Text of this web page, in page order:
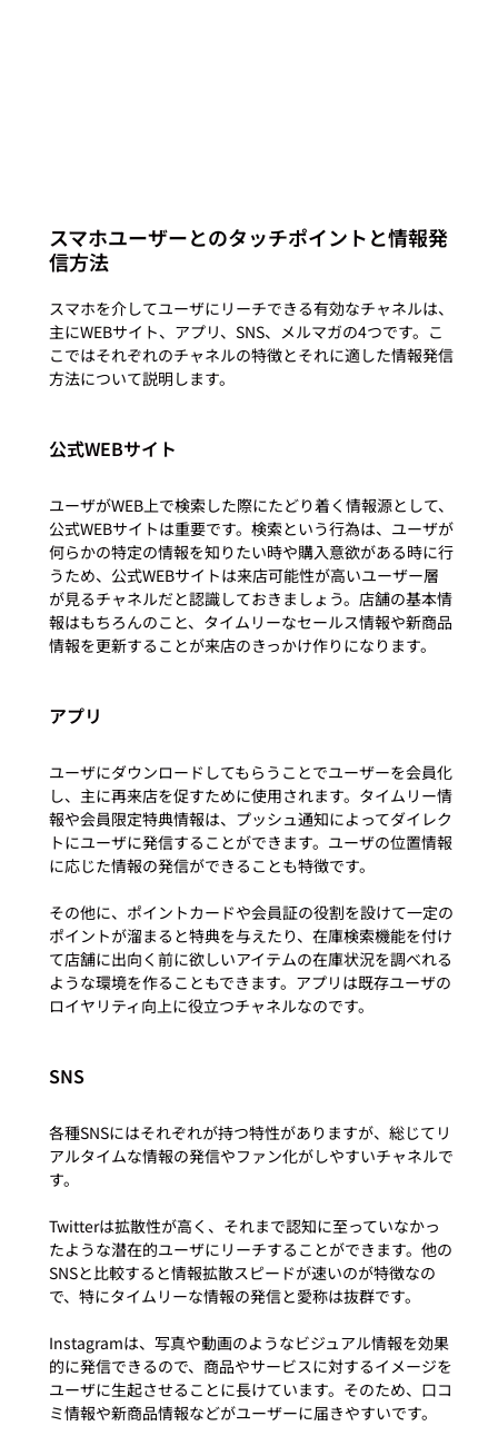
スマホユーザーとのタッチポイントと情報発
信方法
スマホを介してユーザにリーチできる有効なチャネルは、
主にWEBサイト、アプリ、SNS、メルマガの4つです。こ
こではそれぞれのチャネルの特徴とそれに適した情報発信
公式WEBサイト
ユーザがWEB上で検索した際にたどり着く情報源として、
公式WEBサイトは重要です。検索という行為は、ユーザが
何らかの特定の情報を知りたい時や購入意欲がある時に行
うため、公式WEBサイトは来店可能性が高いユーザー層
が見るチャネルだと認識しておきましょう。店舗の基本情
報はもちろんのこと、タイムリーなセールス情報や新商品
アプリ
ユーザにダウンロードしてもらうことでユーザーを会員化
し、主に再来店を促すために使用されます。タイムリー情
報や会員限定特典情報は、プッシュ通知によってダイレク
トにユーザに発信することができます。ユーザの位置情報
に応じた情報の発信ができることも特徴です。
その他に、ポイントカードや会員証の役割を設けて一定の
ポイントが溜まると特典を与えたり、在庫検索機能を付け
て店舗に出向く前に欲しいアイテムの在庫状況を調べれる
ような環境を作ることもできます。アプリは既存ユーザの
SNS
各種SNSにはそれぞれが持つ特性がありますが、総じてリ
アルタイムな情報の発信やファン化がしやすいチャネルで
す。
Twitterは拡散性が高く、それまで認知に至っていなかっ
たような潜在的ユーザにリーチすることができます。他の
SNSと比較すると情報拡散スピードが速いのが特徴なの
で、特にタイムリーな情報の発信と愛称は抜群です。
Instagramは、写真や動画のようなビジュアル情報を効果
的に発信できるので、商品やサービスに対するイメージを
ユーザに生起させることに長けています。そのため、口コ
ミ情報や新商品情報などがユーザーに届きやすいです。